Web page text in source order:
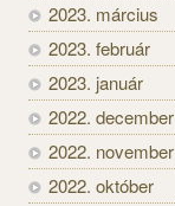
2023. március
2023. február
2023. január
2022. december
2022. november
2022. október